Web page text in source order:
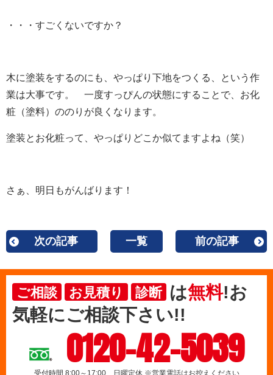
・・・すごくないですか？
木に塗装をするのにも、やっぱり下地をつくる、という作
業は大事です。 一度すっぴんの状態にすることで、お化
粧（塗料）ののりが良くなります。
塗装とお化粧って、やっぱりどこか似てますよね（笑）
さぁ、明日もがんばります！
次の記事 一覧 前の記事
ご相談 お見積り 診断 は無料!お
気軽にご相談下さい!!
0120-42-5039